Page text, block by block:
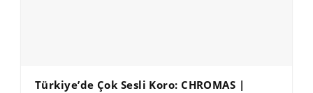
Türkiye’de Çok Sesli Koro: CHROMAS |